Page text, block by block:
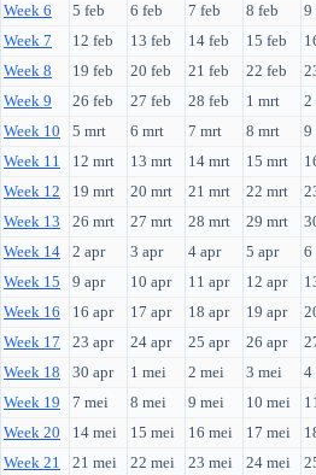
Week 6
5 feb 6 feb 7 feb 8 feb 9
Week 7
12 feb 13 feb 14 feb 15 feb
Week 8
19 feb 20 feb 21 feb 22 feb
Week 9
26 feb 27 feb 28 feb 1 mrt 2
Week 10
5 mrt 6 mrt 7 mrt 8 mrt 9
Week 11
12 mrt 13 mrt 14 mrt 15 mrt
Week 12
19 mrt 20 mrt 21 mrt 22 mrt
Week 13
26 mrt 27 mrt 28 mrt 29 mrt
Week 14
2 apr 3 apr 4 apr 5 apr 6
Week 15
9 apr 10 apr 11 apr 12 apr
Week 16
16 apr 17 apr 18 apr 19 apr
Week 17
23 apr 24 apr 25 apr 26 apr
Week 18
30 apr 1 mei 2 mei 3 mei 4
Week 19
7 mei 8 mei 9 mei 10 mei
Week 20
14 mei 15 mei 16 mei 17 mei
Week 21
21 mei 22 mei 23 mei 24 mei